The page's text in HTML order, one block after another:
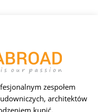
zespołem
architektów